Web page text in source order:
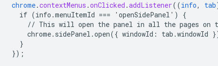
chrome.contextMenus .onClicked .addListener((info, tab
if (info.menuItemId === 'openSidePanel')
{
// This will open the panel in all the pages on
chrome.sidePanel.open({ windowId : tab .windowId }
}
});